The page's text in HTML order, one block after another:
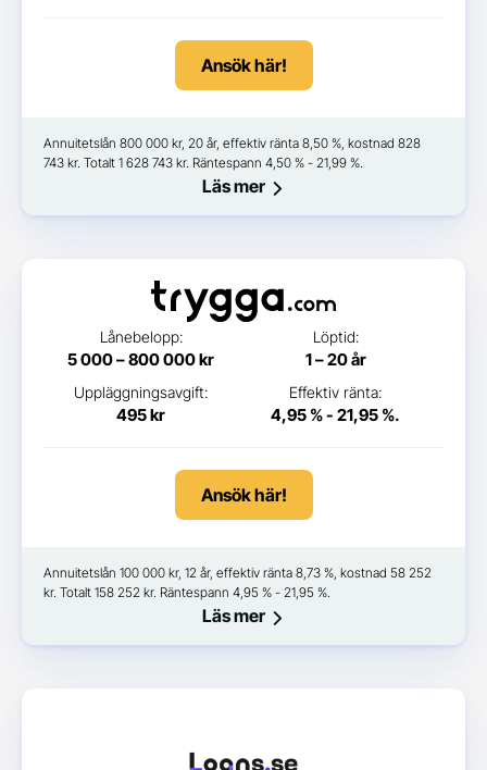
Ansök här!
Annuitetslån 800 000 kr, 20 år, effektiv ränta 8,50 %, kostnad 828
743 kr. Totalt 1 628 743 kr. Räntespann 4,50 % - 21,99 %.
Läs mer
Lånebelopp:
5 000 – 800 000 kr
Löptid:
1 – 20 år
Uppläggningsavgift:
495 kr
Effektiv ränta:
4,95 % - 21,95 %.
Ansök här!
Annuitetslån 100 000 kr, 12 år, effektiv ränta 8,73 %, kostnad 58 252
kr. Totalt 158 252 kr. Räntespann 4,95 % - 21,95 %.
Läs mer